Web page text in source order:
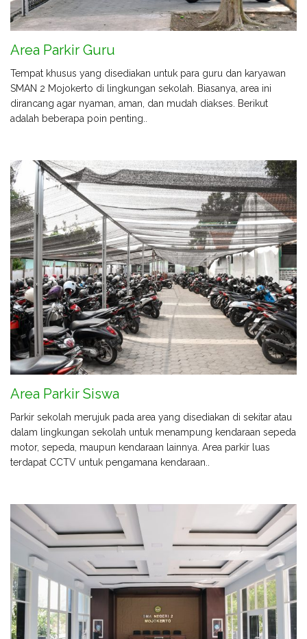
Area Parkir Guru
Tempat khusus yang disediakan untuk para guru dan karyawan
SMAN 2 Mojokerto di lingkungan sekolah. Biasanya, area ini
dirancang agar nyaman, aman, dan mudah diakses. Berikut
adalah beberapa poin penting..
Area Parkir Siswa
Parkir sekolah merujuk pada area yang disediakan di sekitar atau
dalam lingkungan sekolah untuk menampung kendaraan sepeda
motor, sepeda, maupun kendaraan lainnya. Area parkir luas
terdapat CCTV untuk pengamana kendaraan..